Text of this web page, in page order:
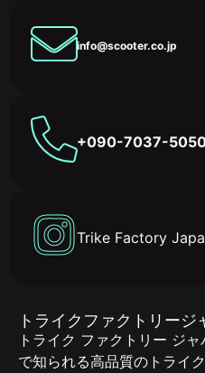
info@scooter.co.jp
+090-7037-
Trike Factory
トライクファクトリージ
トライク ファクトリー ジ
で知られる高品質のトライ